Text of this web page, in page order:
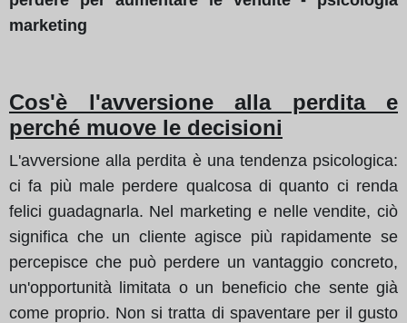
marketing
Cos'è l'avversione alla perdita e
perché muove le decisioni
L'avversione alla perdita è una tendenza psicologica:
ci fa più male perdere qualcosa di quanto ci renda
felici guadagnarla. Nel marketing e nelle vendite, ciò
significa che un cliente agisce più rapidamente se
percepisce che può perdere un vantaggio concreto,
un'opportunità limitata o un beneficio che sente già
come proprio. Non si tratta di spaventare per il gusto